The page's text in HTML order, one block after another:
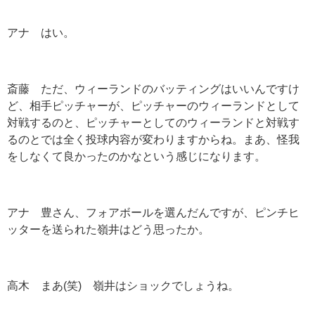
アナ はい。
斎藤 ただ、ウィーランドのバッティングはいいんですけ
ど、相手ピッチャーが、ピッチャーのウィーランドとして
対戦するのと、ピッチャーとしてのウィーランドと対戦す
るのとでは全く投球内容が変わりますからね。まあ、怪我
をしなくて良かったのかなという感じになります。
アナ 豊さん、フォアボールを選んだんですが、ピンチヒ
ッターを送られた嶺井はどう思ったか。
高木 まあ(笑) 嶺井はショックでしょうね。